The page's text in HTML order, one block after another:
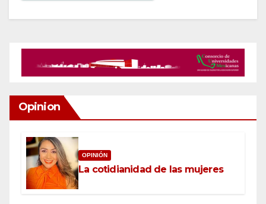
Opinion
OPINIÓN
La cotidianidad de las mujeres